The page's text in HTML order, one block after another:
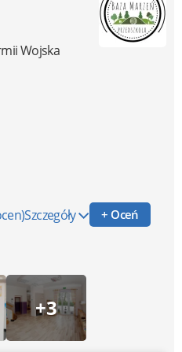
Wojska
Szczegóły + Oceń
+3